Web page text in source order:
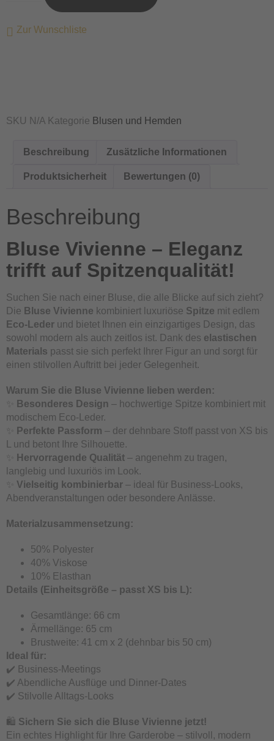
Zur Wunschliste
SKU N/A Kategorie Blusen und Hemden
Beschreibung Zusätzliche Informationen
Produktsicherheit Bewertungen (0)
Beschreibung
Bluse Vivienne – Eleganz
trifft auf Spitzenqualität!
Suchen Sie nach einer Bluse, die alle Blicke auf sich zieht?
Die Bluse Vivienne kombiniert luxuriöse Spitze mit edlem
Eco-Leder und bietet Ihnen ein einzigartiges Design, das
sowohl modern als auch zeitlos ist. Dank des elastischen
Materials passt sie sich perfekt Ihrer Figur an und sorgt für
einen stilvollen Auftritt bei jeder Gelegenheit.
Warum Sie die Bluse Vivienne lieben werden:
Besonderes Design – hochwertige Spitze kombiniert mit
modischem Eco-Leder.
Perfekte Passform – der dehnbare Stoff passt von XS bis
L und betont Ihre Silhouette.
Hervorragende Qualität – angenehm zu tragen,
langlebig und luxuriös im Look.
Vielseitig kombinierbar – ideal für Business-Looks,
Abendveranstaltungen oder besondere Anlässe.
Materialzusammensetzung:
50% Polyester
40% Viskose
10% Elasthan
Details (Einheitsgröße – passt XS bis L):
Gesamtlänge: 66 cm
Ärmellänge: 65 cm
Brustweite: 41 cm x 2 (dehnbar bis 50 cm)
Ideal für:
✔️ Business-Meetings
✔️ Abendliche Ausflüge und Dinner-Dates
✔️ Stilvolle Alltags-Looks
🛍️ Sichern Sie sich die Bluse Vivienne jetzt!
Ein echtes Highlight für Ihre Garderobe – stilvoll, modern